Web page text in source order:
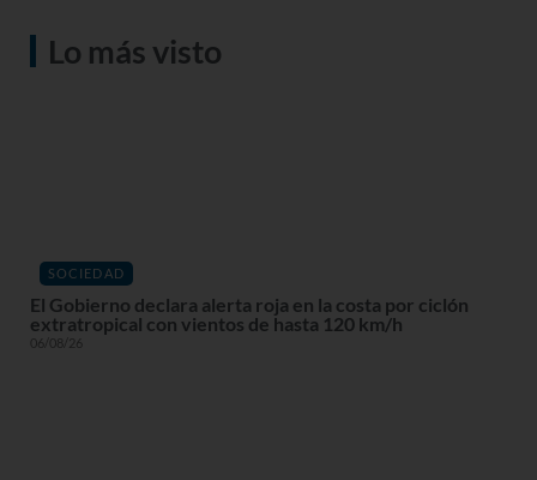
Lo más visto
SOCIEDAD
El Gobierno declara alerta roja en la costa por ciclón
extratropical con vientos de hasta 120 km/h
06/08/26